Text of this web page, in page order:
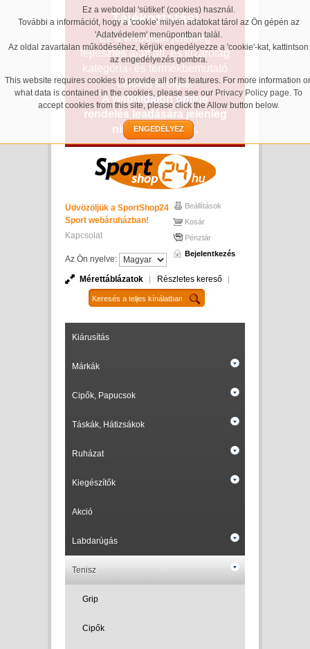
Ez a weboldal 'sütiket' (cookies) használ.
További a információt, hogy a 'cookie' milyen adatokat tárol az Ön gépén az
'Adatvédelem' menüpontban talál.
Az oldal zavartalan működéséhez, kérjük engedélyezze a 'cookie'-kat, kattintson
az engedélyezés gombra.
This website requires cookies to provide all of its features. For more information
what data is contained in the cookies, please see our Privacy Policy page. To
accept cookies from this site, please click the Allow button below.
ENGEDÉLYEZ
Tájékoztatás!
Ez a weboldal jelenleg
fejlesztés alatt áll, és kizárólag
kategória- és termékbemutató
célokat szolgál.
A weboldalon online
rendelés leadására jelenleg
nincs lehetőség.
Üdvözöljük a SportShop24
Sport webáruházban!
Kapcsolat
Az Ön nyelve:
Beállítások
Kosár
Pénztár
Bejelentkezés
Mérettáblázatok Részletes kereső
Kiárusítás
Márkák
Cipők, Papucsok
Táskák, Hátizsákok
Ruházat
Kiegészítők
Akció
Labdarúgás
Tenisz
Grip
Cipők